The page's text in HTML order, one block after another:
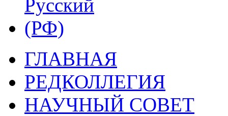
ГЛАВНАЯ
РЕДКОЛЛЕГИЯ
НАУЧНЫЙ СОВЕТ